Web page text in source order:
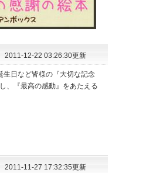
2011-12-22 03:26:30更新
生日など皆様の『大切な記念
、『最高の感動』をあたえる
2011-11-27 17:32:35更新